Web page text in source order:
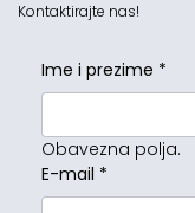
Kontaktirajte nas!
Ime i prezime *
Obavezna polja.
E-mail *